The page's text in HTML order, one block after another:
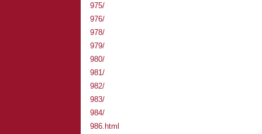
975/
976/
978/
979/
980/
981/
982/
983/
984/
986.html